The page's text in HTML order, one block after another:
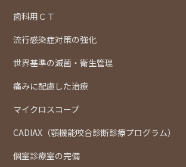
歯科用ＣＴ
流行感染症対策の強化
世界基準の滅菌・衛生管理
痛みに配慮した治療
マイクロスコープ
CADIAX（顎機能咬合診断診療プログラム）
個室診療室の完備